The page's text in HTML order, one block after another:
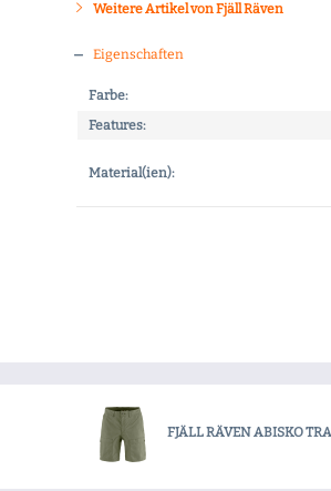
Weitere Artikel von Fjäll Räven
Eigenschaften
Farbe:
Features:
Material(ien):
FJÄLL RÄVEN ABISKO